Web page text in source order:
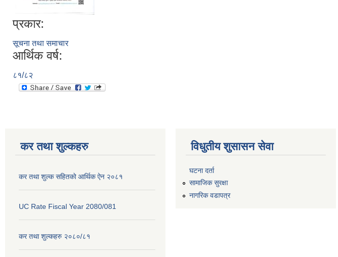
प्रकार:
सूचना तथा समाचार
आर्थिक वर्ष:
८१/८२
कर तथा शुल्कहरु
कर तथा शुल्क सहितको आर्थिक ऐन २०८१
UC Rate Fiscal Year 2080/081
कर तथा शुल्कहरु २०८०/८१
विधुतीय शुसासन सेवा
घटना दर्ता
सामाजिक सुरक्षा
नागरिक वडापत्र